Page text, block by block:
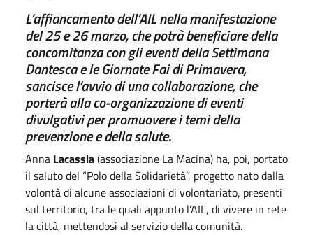
L’affiancamento dell’AIL nella manifestazione
del 25 e 26 marzo, che potrà beneficiare della
concomitanza con gli eventi della Settimana
Dantesca e le Giornate Fai di Primavera,
sancisce l’avvio di una collaborazione, che
porterà alla co-organizzazione di eventi
divulgativi per promuovere i temi della
prevenzione e della salute.
Anna Lacassia(associazione La Macina) ha, poi, portato
il saluto del “Polo della Solidarietà”, progetto nato dalla
volontà di alcune associazioni di volontariato, presenti
sul territorio, tra le quali appunto l’AIL, di vivere in rete
la città, mettendosi al servizio della comunità.